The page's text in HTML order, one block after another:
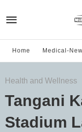
Home Medical-
Health and Wellness
Tangani
Stadium